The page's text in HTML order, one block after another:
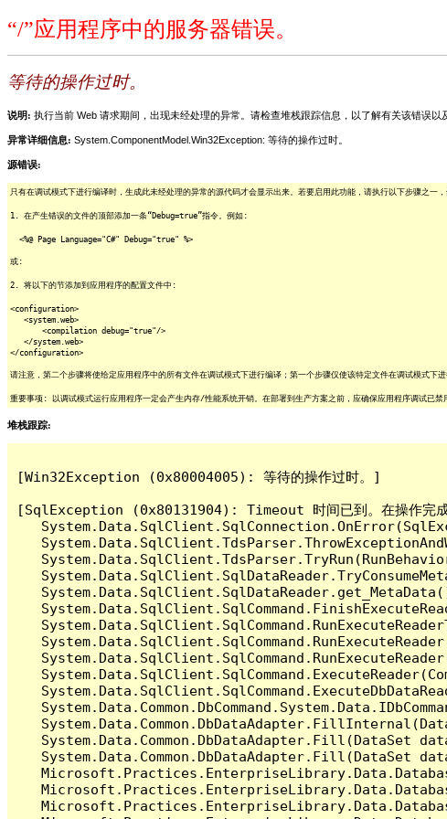
“/”应用程序中的服务器错误。
等待的操作过时。
说明: 执行当前 Web 请求期间，出现未经处理的异常。请检查堆栈跟踪信息，以了解有关该错误以
异常详细信息: System.ComponentModel.Win32Exception: 等待的操作过时。
源错误:
只有在调试模式下进行编译时，生成此未经处理的异常的源代码才会显示出来。若要启用此功能，请执行以下步骤之一
1. 在产生错误的文件的顶部添加一条“Debug=true”指令。例如:
<%@ Page Language="C#" Debug="true" %>
或:
2. 将以下的节添加到应用程序的配置文件中:
<configuration>
<system.web>
<compilation debug="true"/>
</system.web>
</configuration>
请注意，第二个步骤将使给定应用程序中的所有文件在调试模式下进行编译；第一个步骤仅使该特定文件在调试模式下进
重要事项: 以调试模式运行应用程序一定会产生内存/性能系统开销。在部署到生产方案之前，应确保应用程序调试已禁
堆栈跟踪:
[Win32Exception (0x80004005): 等待的操作过时。]
[SqlException (0x80131904): Timeout 时间已到。在操作完成
System.Data.Common.DbDataAdapter.Fill(DataSet
System.Data.Common.DbDataAdapter.Fill(DataSet